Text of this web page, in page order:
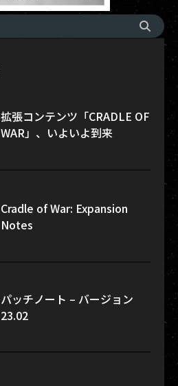
拡張コンテンツ「CRADLE OF
WAR」、いよいよ到来
Cradle of War: Expansion
Notes
パッチノート – バージョン
23.02